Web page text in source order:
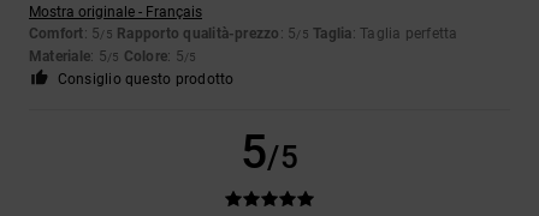
Mostra originale - Français
Comfort: 5/5 Rapporto qualità-prezzo : 5/5 Taglia: Taglia perfetta
Materiale: 5/5 Colore: 5/5
Consiglio questo prodotto
5/5